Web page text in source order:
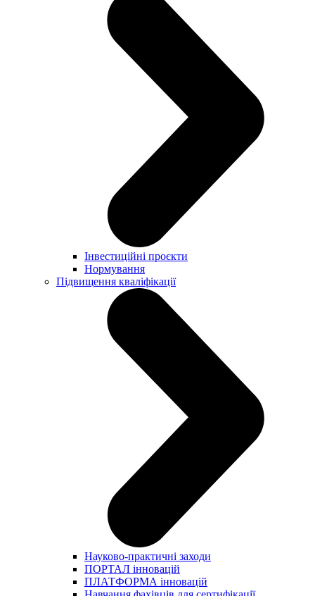
Інвестиційні проєкти
Нормування
Підвищення кваліфікації
Науково-практичні заходи
ПОРТАЛ інновацій
ПЛАТФОРМА інновацій